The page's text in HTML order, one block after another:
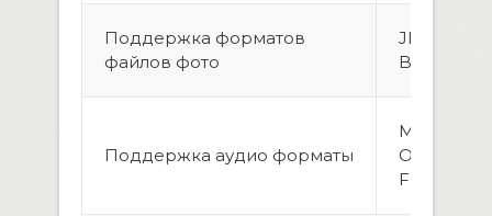
Поддержка форматов
файлов фото
JPEG, GIF,
BMP
Поддержка аудио форматы
MP3, MP2,
OGG, RA,
FLAC, APE